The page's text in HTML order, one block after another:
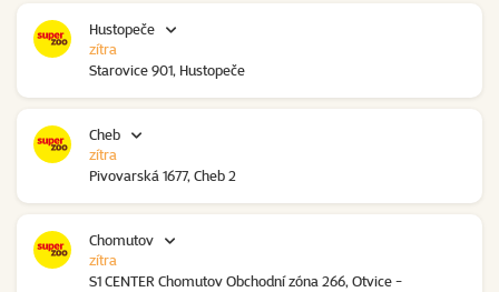
Hustopeče
Starovice 901, Hustopeče
zítra
Cheb
Pivovarská 1677, Cheb 2
zítra
Chomutov
S1 CENTER Chomutov Obchodní zóna 266, Otvice -
zítra